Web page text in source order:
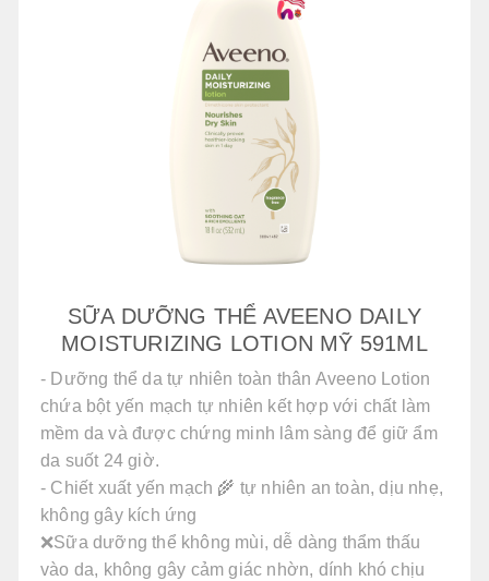
SỮA DƯỠNG THỂ AVEENO DAILY
MOISTURIZING LOTION MỸ 591ML
- Dưỡng thể da tự nhiên toàn thân Aveeno Lotion
chứa bột yến mạch tự nhiên kết hợp với chất làm
mềm da và được chứng minh lâm sàng để giữ ẩm
da suốt 24 giờ.
- Chiết xuất yến mạch 🌾 tự nhiên an toàn, dịu nhẹ,
không gây kích ứng
❌Sữa dưỡng thể không mùi, dễ dàng thẩm thấu
vào da, không gây cảm giác nhờn, dính khó chịu